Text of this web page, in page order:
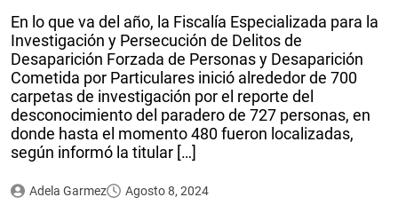
En lo que va del año, la Fiscalía Especializada para la
Investigación y Persecución de Delitos de
Desaparición Forzada de Personas y Desaparición
Cometida por Particulares inició alrededor de 700
carpetas de investigación por el reporte del
desconocimiento del paradero de 727 personas, en
donde hasta el momento 480 fueron localizadas,
según informó la titular […]
Adela Garmez Agosto 8, 2024